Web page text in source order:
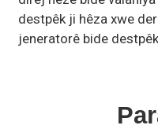
destpêk ji hêza xwe
jeneratorê bide